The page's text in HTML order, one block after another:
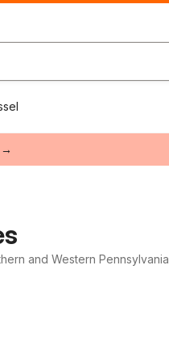
→
and Western Pennsylvania